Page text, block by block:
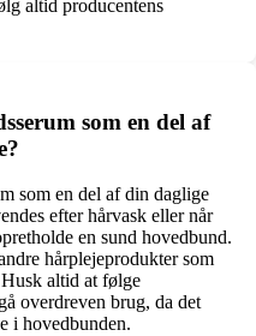
altid producentens
som en del af
som en del af din daglige
efter hårvask eller når
en sund hovedbund.
hårplejeprodukter som
altid at følge
overdreven brug, da det
i hovedbunden.